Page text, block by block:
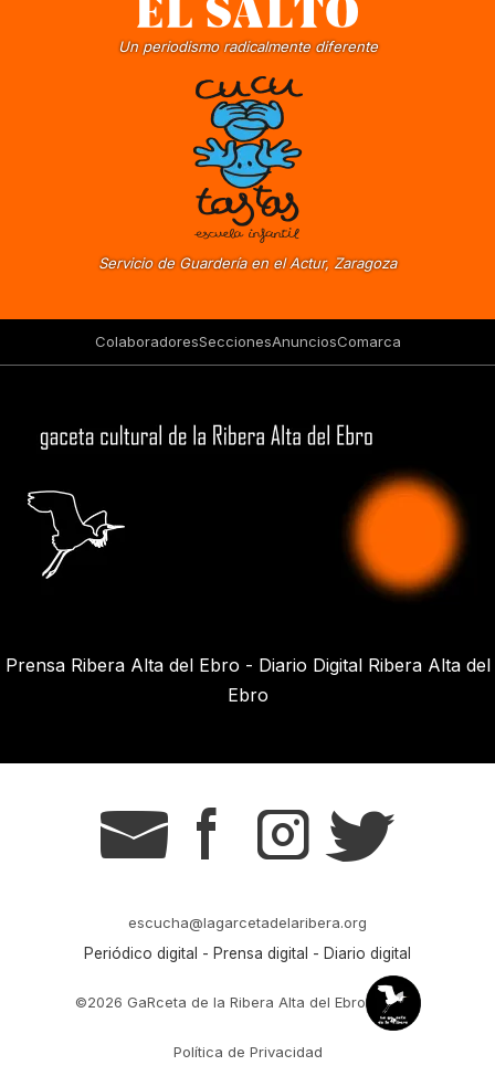
Un periodismo radicalmente diferente
Servicio de Guardería en el Actur, Zaragoza
ColaboradoresSeccionesAnunciosComarca
Prensa Ribera Alta del Ebro - Diario Digital Ribera Alta del
Ebro
g s t r
escucha@lagarcetadelaribera.org
Periódico digital - Prensa digital - Diario digital
©2026 GaRceta de la Ribera Alta del Ebro
Política de Privacidad